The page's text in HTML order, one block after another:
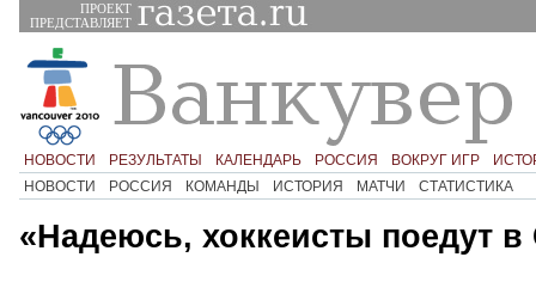
ПРОЕКТ
ПРЕДСТАВЛЯЕТ
НОВОСТИ РЕЗУЛЬТАТЫ КАЛЕНДАРЬ РОССИЯ ВОКРУГ ИГР
НОВОСТИ
РОССИЯ КОМАНДЫ ИСТОРИЯ МАТЧИ СТАТИСТИКА
«Надеюсь, хоккеисты поедут в